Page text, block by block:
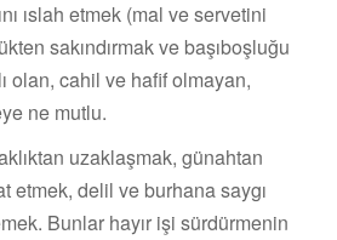
ıslah etmek (mal ve servetini
sakındırmak ve başıboşluğu
olan, cahil ve hafif olmayan,
ne mutlu.
uzaklaşmak, günahtan
etmek, delil ve bur­hana saygı
Bunlar hayır işi sürdürmenin